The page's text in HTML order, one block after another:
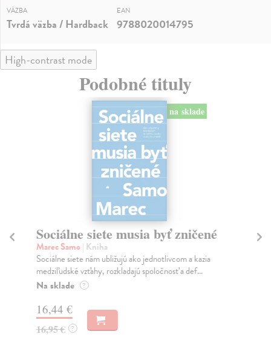
VÄZBA
Tvrdá väzba / Hardback
EAN
9788020014795
High-contrast mode
Podobné tituly
na sklade
Sociálne siete musia byť zničené
Marec Samo| Kniha
Sociálne siete nám ubližujú ako jednotlivcom a kazia
medziľudské vzťahy, rozkladajú spoločnosť a def...
Na sklade ?
16,44 €
16,95 € ?